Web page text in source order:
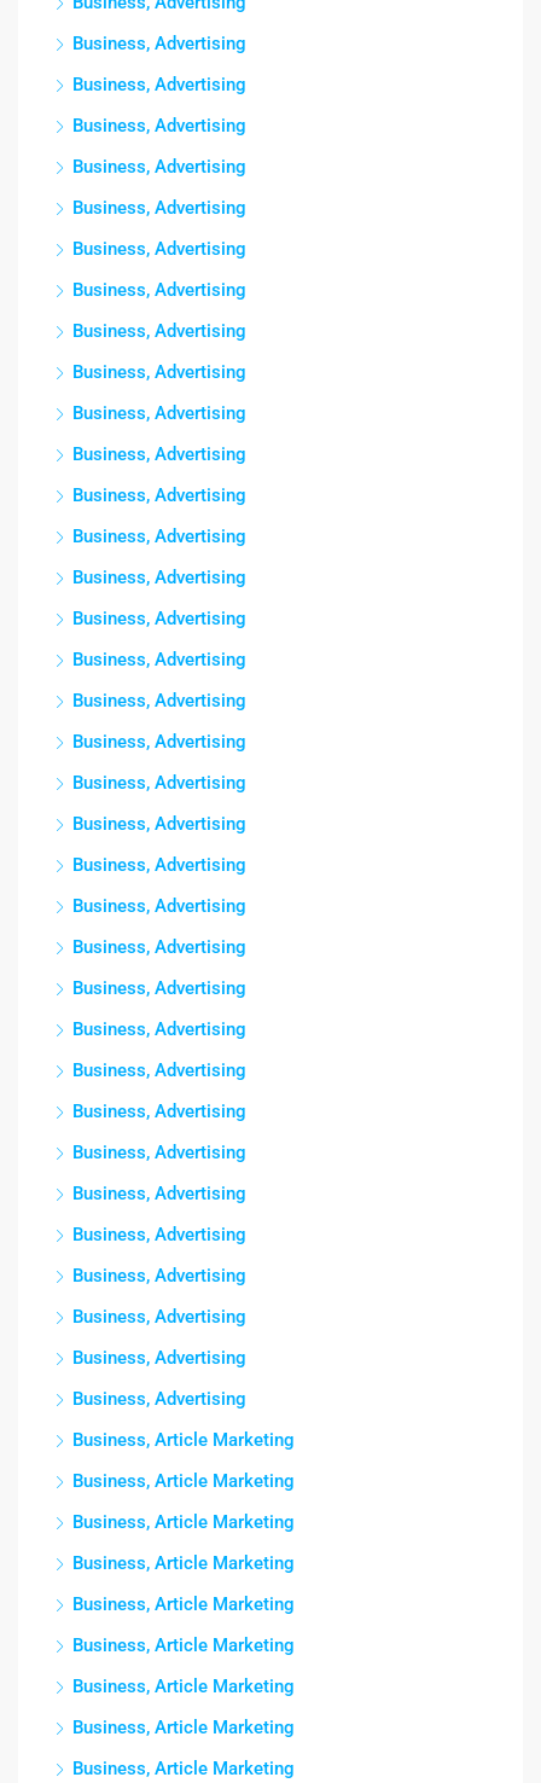
Business, Advertising
Business, Advertising
Business, Advertising
Business, Advertising
Business, Advertising
Business, Advertising
Business, Advertising
Business, Advertising
Business, Advertising
Business, Advertising
Business, Advertising
Business, Advertising
Business, Advertising
Business, Advertising
Business, Advertising
Business, Advertising
Business, Advertising
Business, Advertising
Business, Advertising
Business, Advertising
Business, Advertising
Business, Advertising
Business, Advertising
Business, Advertising
Business, Advertising
Business, Advertising
Business, Advertising
Business, Advertising
Business, Advertising
Business, Advertising
Business, Advertising
Business, Advertising
Business, Advertising
Business, Advertising
Business, Article Marketing
Business, Article Marketing
Business, Article Marketing
Business, Article Marketing
Business, Article Marketing
Business, Article Marketing
Business, Article Marketing
Business, Article Marketing
Business, Article Marketing